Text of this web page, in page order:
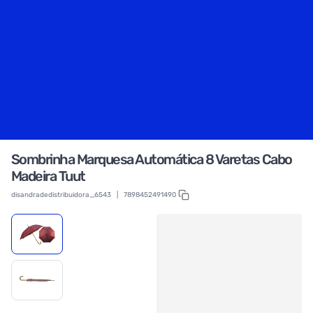
Sombrinha Marquesa Automática 8 Varetas Cabo
Madeira Tuut
disandradedistribuidora_6543 7898452491490